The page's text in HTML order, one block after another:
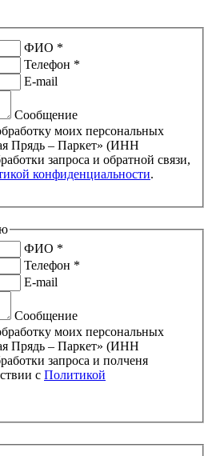
ФИО *
Телефон *
E-mail
Сообщение
моих персональных
Прядь – Паркет» (ИНН
конфиденциальности.
ФИО *
Телефон *
E-mail
Сообщение
моих персональных
Прядь – Паркет» (ИНН
с Политикой